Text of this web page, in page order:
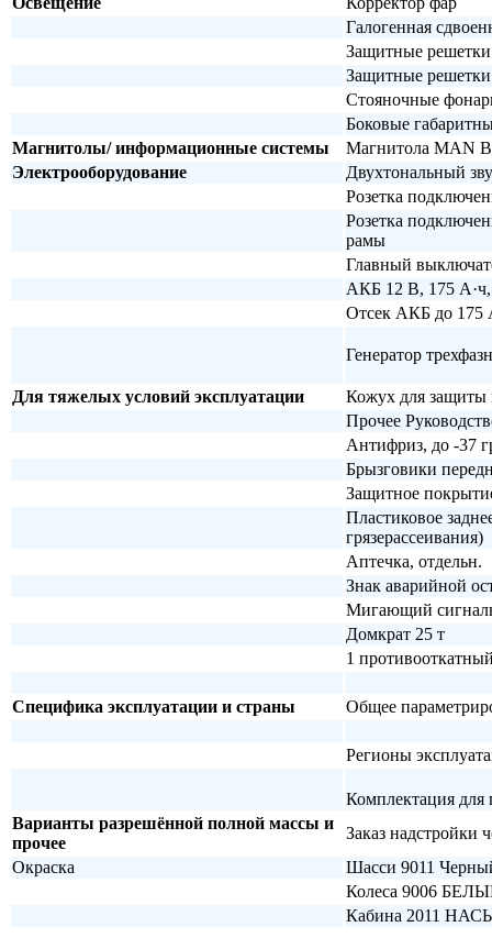
Галогенная
Защитные
Защитные решетки
Стояночные
Боковые
Магнитолы/ информационные системы
Магнитола MAN
Электрооборудование
Двухтональный
Розетка
Розетка
рамы
Главный
АКБ 12 В, 175
Отсек АКБ до 175
Генератор
Для тяжелых условий эксплуатации
Кожух для защиты
Прочее
Антифриз, до -37
Брызговики
Защитное
Пластиковое
грязерассеивания)
Аптечка, отдельн.
Знак аварийной
Мигающий
Домкрат 25 т
1
Специфика эксплуатации и страны Общее
Регионы
Комплектация для
Варианты разрешённой полной массы и
прочее
Заказ надстройки
Окраска
Шасси 9011
Колеса 9006
Кабина 2011